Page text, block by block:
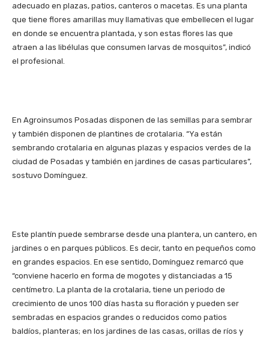
adecuado en plazas, patios, canteros o macetas. Es una planta
que tiene flores amarillas muy llamativas que embellecen el lugar
en donde se encuentra plantada, y son estas flores las que
atraen a las libélulas que consumen larvas de mosquitos”, indicó
el profesional.
En Agroinsumos Posadas disponen de las semillas para sembrar
y también disponen de plantines de crotalaria. “Ya están
sembrando crotalaria en algunas plazas y espacios verdes de la
ciudad de Posadas y también en jardines de casas particulares”,
sostuvo Domínguez.
Este plantín puede sembrarse desde una plantera, un cantero, en
jardines o en parques públicos. Es decir, tanto en pequeños como
en grandes espacios. En ese sentido, Domínguez remarcó que
“conviene hacerlo en forma de mogotes y distanciadas a 15
centímetro. La planta de la crotalaria, tiene un periodo de
crecimiento de unos 100 días hasta su floración y pueden ser
sembradas en espacios grandes o reducidos como patios
baldíos, planteras; en los jardines de las casas, orillas de ríos y